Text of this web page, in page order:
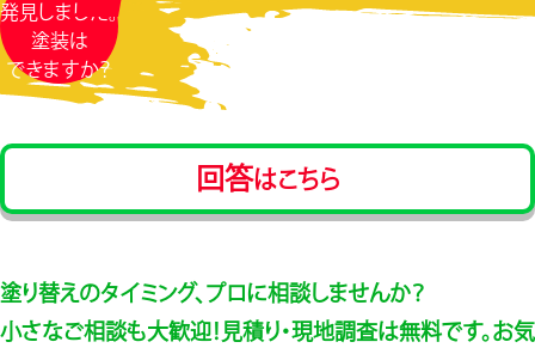
発見しました。
塗装は
できますか？
回答はこちら
塗り替えのタイミング、プロに相談しませんか？
小さなご相談も大歓迎！見積り・現地調査は無料です。お気